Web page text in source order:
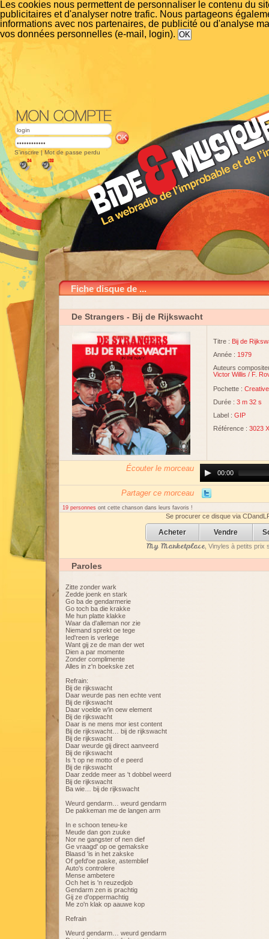
Les cookies nous permettent de personnaliser le contenu du
publicitaires et d'analyser notre trafic. Nous partageons
informations avec nos partenaires, de publicité ou d'analyse
vos données personnelles (e-mail, login).
S'inscrire | Mot de passe perdu
Fiche disque de ...
De Strangers - Bij de Rijkswacht
Titre : Bij de
Année : 1979
Auteurs
Victor Willis / F.
Pochette :
Durée : 3 m 32 s
Label : GIP
Référence : 3023 X
Écouter le morceau
Player00:00
Partager ce morceau
19 personnes ont cette chanson dans leurs favoris !
Se procurer ce disque via
Acheter Vendre
My Marketplace, Vinyles à petits prix
Paroles
Zitte zonder wark
Zedde joenk en stark
Go ba de gendarmerie
Go toch ba die krakke
Me hun platte klakke
Waar da d'alleman nor zie
Niemand sprekt oe tege
Ied'reen is verlege
Want gij ze de man der wet
Dien a par momente
Zonder complimente
Alles in z'n boekske zet
Refrain:
Bij de rijkswacht
Daar weurde pas nen echte vent
Bij de rijkswacht
Daar voelde w'in oew element
Bij de rijkswacht
Daar is ne mens mor iest content
Bij de rijkswacht… bij de rijkswacht
Bij de rijkswacht
Daar weurde gij direct aanveerd
Bij de rijkswacht
Is 't op ne motto of e peerd
Bij de rijkswacht
Daar zedde meer as 't dobbel weerd
Bij de rijkswacht
Ba wie… bij de rijkswacht
Weurd gendarm… weurd gendarm
De pakkeman me de langen arm
In e schoon teneu-ke
Meude dan gon zuuke
Nor ne gangster of nen dief
Ge vraagd' op oe gemakske
Blaasd 'is in het zakske
Of gefd'oe paske, astemblief
Auto's controlere
Mense ambetere
Och het is 'n reuzedjob
Gendarm zen is prachtig
Gij ze d'oppermachtig
Me zo'n klak op aauwe kop
Refrain
Weurd gendarm… weurd gendarm